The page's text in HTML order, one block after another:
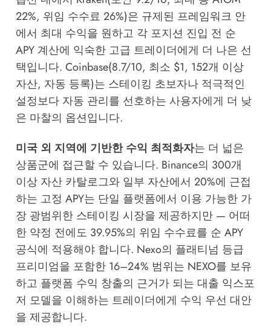
22%, 위임 수수료 26%)은 규제된 프레임워크 안
에서 최대 수익을 원하고 각 포지션 진입 전 순
APY 계산에 익숙한 고급 트레이더에게 더 나은 선
택입니다. Coinbase(8.7/10, 최소 $1, 152개 이상
자산, 자동 등록)는 스테이킹 초보자나 적극적인
설정보다 자동 관리를 선호하는 사용자에게 더 낮
은 마찰의 옵션입니다.
미국 외 지역에 기반한 수익 최적화자는 더 넓은
상품군에 접근할 수 있습니다. Binance의 300개
이상 자산 카탈로그와 일부 자산에서 20%에 근접
하는 고정 APY는 단일 플랫폼에서 이용 가능한 가
장 광범위한 스테이킹 시장을 제공하지만 — 어떠
한 약정 전에도 39.95%의 위임 수수료를 순 APY
공식에 적용해야 합니다. Nexo의 플래티넘 등급
프리미엄을 포함한 16–24% 범위는 NEXO를 보유
하고 플랫폼 수익 창출의 근거가 되는 대출 익스포
저 모델을 이해하는 트레이더에게 수익 우선 대안
을 제공합니다.